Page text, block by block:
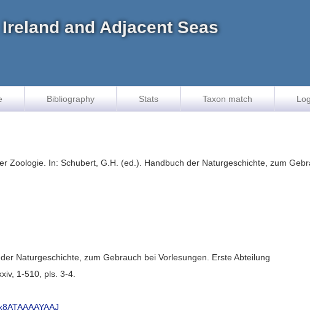
and Adjacent Seas
Bibliography Stats Taxon match
Zoologie. In: Schubert, G.H. (ed.). Handbuch der Naturgeschichte, zum
Naturgeschichte, zum Gebrauch bei Vorlesungen. Erste Abteilung
1-510, pls. 3-4.